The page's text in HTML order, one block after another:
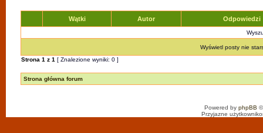
Wątki Autor Odpowiedzi
Wyświetl posty nie
Strona 1 z 1 [ Znalezione wyniki: 0 ]
Strona główna forum
Powered by phpBB
Przyjazne